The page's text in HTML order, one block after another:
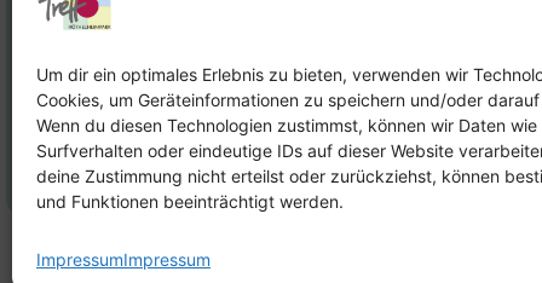
Um dir ein optimales Erlebnis zu bieten, verwenden wir
Cookies, um Geräteinformationen zu speichern und/oder
Wenn du diesen Technologien zustimmst, können wir Daten wie
Surfverhalten oder eindeutige IDs auf dieser Website
deine Zustimmung nicht erteilst oder zurückziehst, können
und Funktionen beeinträchtigt werden.
ImpressumImpressum
Stadtteilhaus
Tel.:09131-9232777
E-Mail: leitung@treffpunkt-
roethelheimpark.de
Tel.: Telefon:
E-Mail: